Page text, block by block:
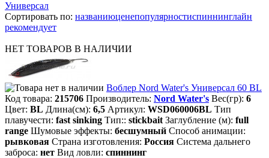
Универсал
Сортировать по: названиюценепопулярностиспиннинглайн
рекомендует
НЕТ ТОВАРОВ В НАЛИЧИИ
Воблер Nord Water's Универсал 60 BL
Код товара: 215706 Производитель: Nord Water's Вес(гр): 6
Цвет: BL Длина(см): 6,5 Артикул: WSD060006BL Тип
плавучести: fast sinking Тип:: stickbait Заглубление (м): full
range Шумовые эффекты: бесшумный Способ анимации:
рывковая Страна изготовления: Россия Система дальнего
заброса: нет Вид ловли: спиннинг